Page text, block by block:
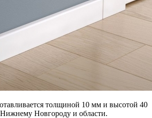
толщиной 10 мм и высотой 40
Новгороду и области.